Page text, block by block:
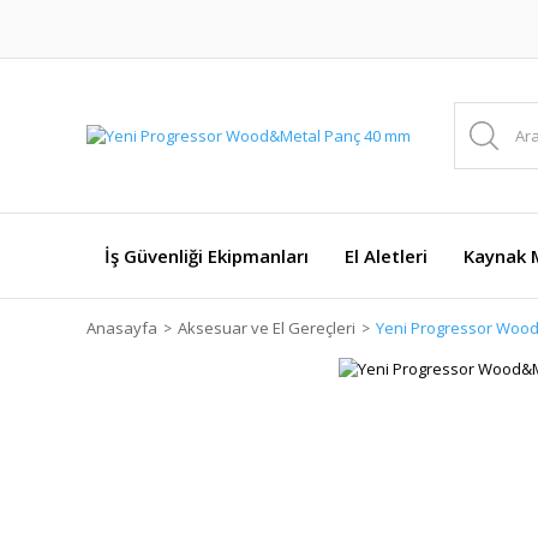
İş Güvenliği Ekipmanları El Aletleri Kaynak
Anasayfa Aksesuar ve El Gereçleri Yeni Progressor